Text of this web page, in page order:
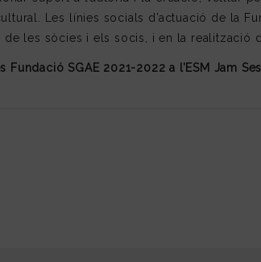
Les línies socials d’actuació de la
les sòcies i els socis, i en la realització
Fundació SGAE 2021-2022 a l’ESM Jam